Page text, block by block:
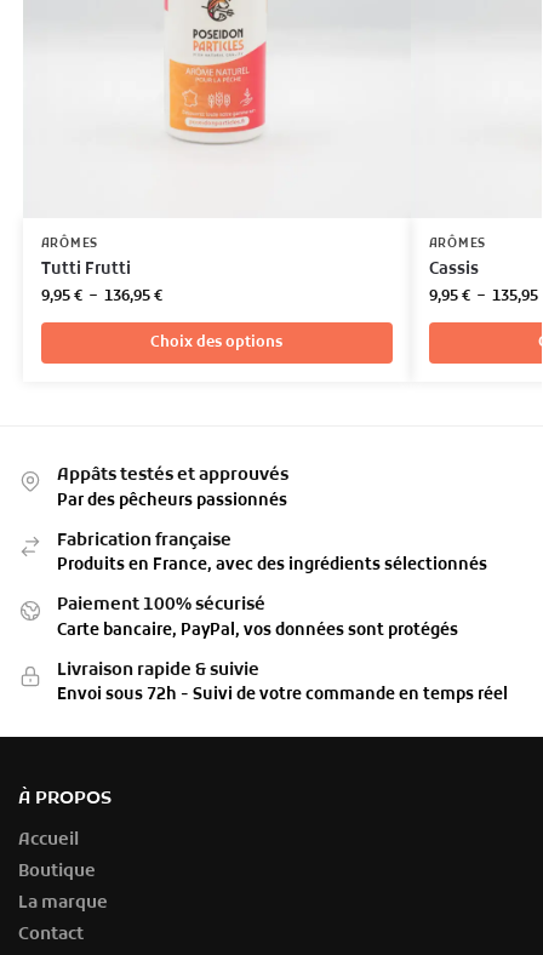
ARÔMES
Tutti Frutti
9,95€ – 136,95€
Choix des options
ARÔMES
Cassis
9,95€ – 135,95
Appâts testés et approuvés
Par des pêcheurs passionnés
Fabrication française
Produits en France, avec des ingrédients sélectionnés
Paiement 100% sécurisé
Carte bancaire, PayPal, vos données sont protégés
Livraison rapide & suivie
Envoi sous 72h - Suivi de votre commande en temps réel
À PROPOS
Accueil
Boutique
La marque
Contact